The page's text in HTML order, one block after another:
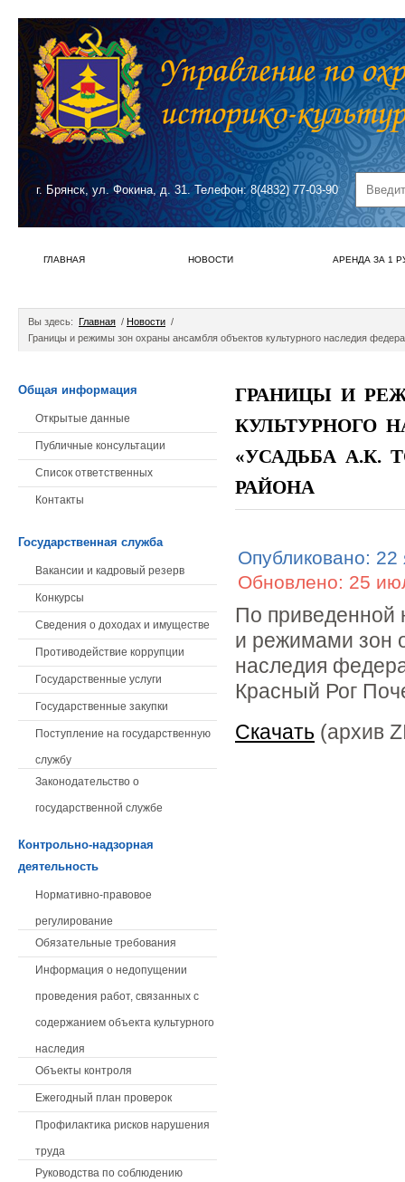
г. Брянск, ул. Фокина, д. 31. Телефон: 8(4832) 77-03-90
ГЛАВНАЯ НОВОСТИ АРЕНДА ЗА 1
Вы здесь: Главная / Новости /
Границы и режимы зон охраны ансамбля объектов культурного наследия
Общая информация
Открытые данные
Публичные консультации
Список ответственных
Контакты
Государственная служба
Вакансии и кадровый резерв
Конкурсы
Сведения о доходах и имуществе
Противодействие коррупции
Государственные услуги
Государственные закупки
Поступление на государственную
службу
Законодательство о
государственной службе
Контрольно-надзорная
деятельность
Нормативно-правовое
регулирование
Обязательные требования
Информация о недопущении
проведения работ, связанных с
содержанием объекта культурного
наследия
Объекты контроля
Ежегодный план проверок
Профилактика рисков нарушения
труда
Руководства по соблюдению
ГРАНИЦЫ И
КУЛЬТУРНОГО
«УСАДЬБА А.К.
РАЙОНА
Опубликовано: 22
Обновлено: 25
По приведенной
и режимами зон
наследия
Красный Рог
Скачать (архив